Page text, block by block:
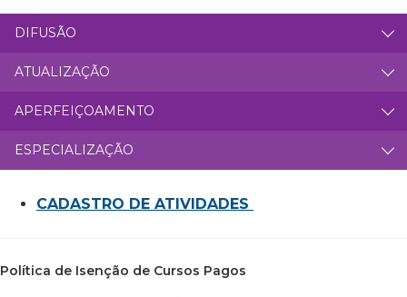
DIFUSÃO
ATUALIZAÇÃO
APERFEIÇOAMENTO
ESPECIALIZAÇÃO
CADASTRO DE ATIVIDADES
Política de Isenção de Cursos Pagos